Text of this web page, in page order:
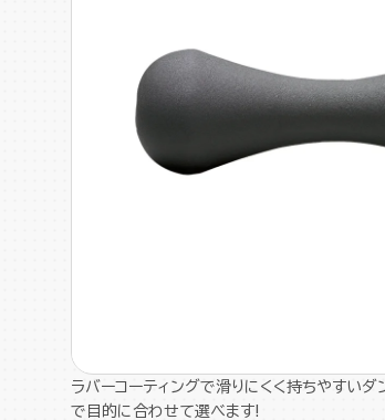
ラバーコーティングで滑りにくく持ちやすいダ
で目的に合わせて選べます!